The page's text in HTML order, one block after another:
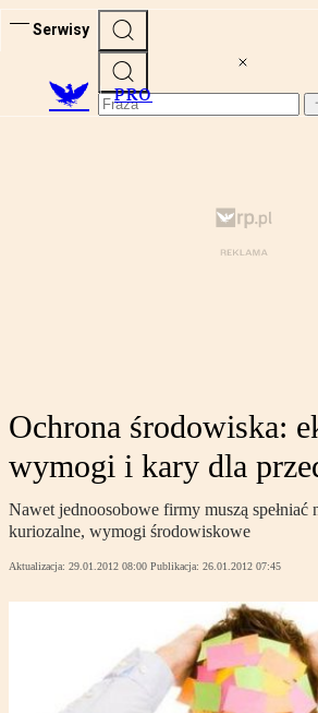
Serwisy
PRO
Ochrona środowiska:
wymogi i kary dla
Nawet jednoosobowe firmy muszą spełniać
kuriozalne, wymogi środowiskowe
Aktualizacja: 29.01.2012 08:00 Publikacja: 26.01.2012 07:45